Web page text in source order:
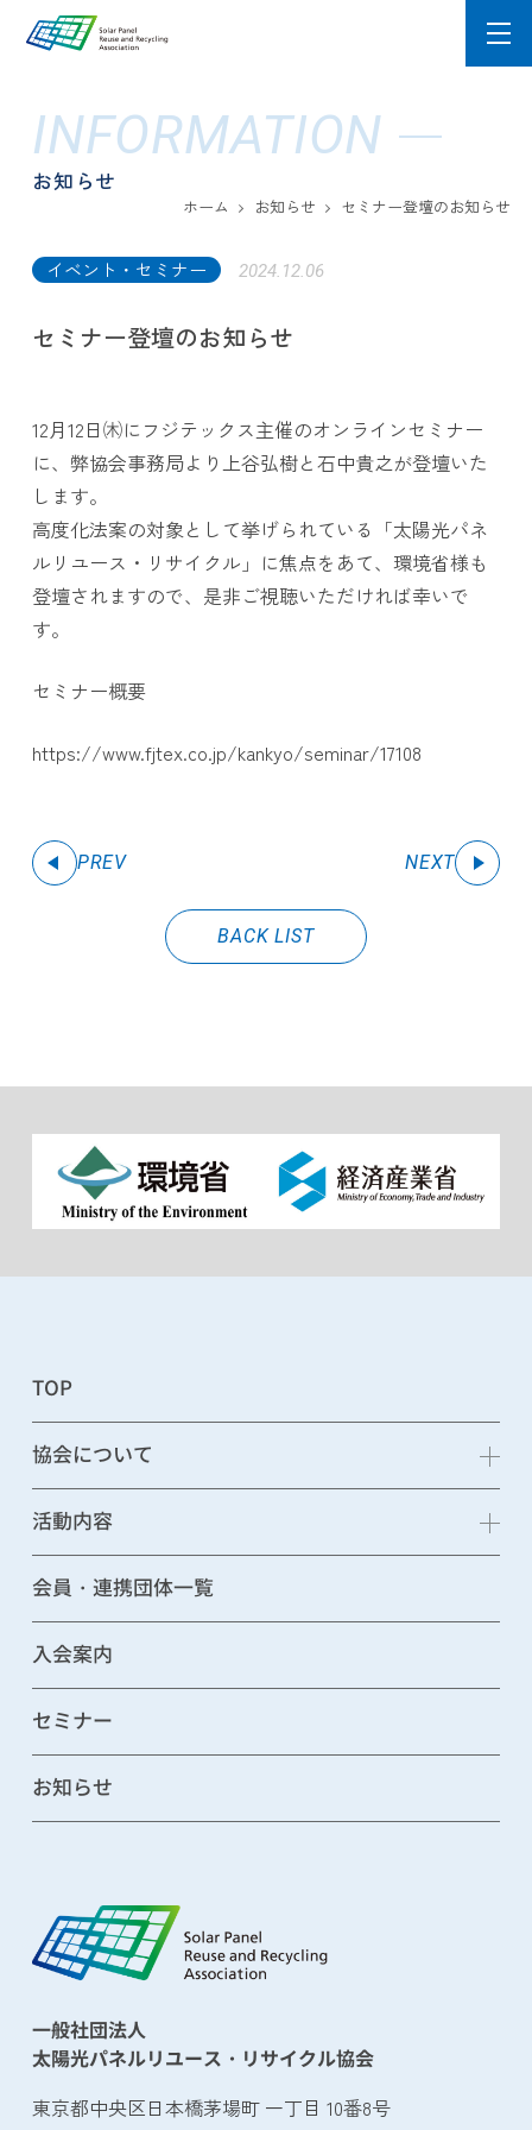
INFORMATION
お知らせ
ホーム お知らせ セミナー登壇のお知らせ
イベント・セミナー 2024.12.06
セミナー登壇のお知らせ
12月12日㈭にフジテックス主催のオンラインセミナー
に、弊協会事務局より上谷弘樹と石中貴之が登壇いた
します。
高度化法案の対象として挙げられている「太陽光パネ
ルリユース・リサイクル」に焦点をあて、環境省様も
登壇されますので、是非ご視聴いただければ幸いで
す。
セミナー概要
https://www.fjtex.co.jp/kankyo/seminar/17108
PREV
BACK LIST
NEXT
一般社団法人
太陽光パネルリユース・リサイクル協会
東京都中央区日本橋茅場町 一丁目 10番8号
TOP
協会について
活動内容
会員・連携団体一覧
入会案内
セミナー
お知らせ